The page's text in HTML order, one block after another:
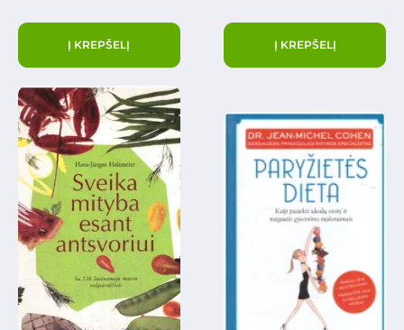
Į KREPŠELĮ Į KREPŠELĮ